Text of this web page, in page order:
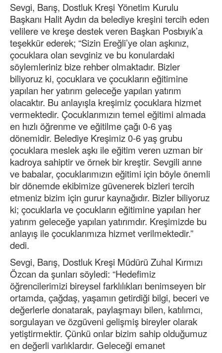
Sevgi, Barış, Dostluk Kreşi Yönetim Kurulu
Başkanı Halit Aydın da belediye kreşini tercih eden
velilere ve kreşe destek veren Başkan Posbıyık’a
teşekkür ederek; “Sizin Ereğli’ye olan aşkınız,
çocuklara olan sevginiz ve bu konulardaki
söylemleriniz bize rehber olmaktadır. Bizler
biliyoruz ki, çocuklara ve çocukların eğitimine
yapılan her yatırım geleceğe yapılan yatırım
olacaktır. Bu anlayışla kreşimiz çocuklara hizmet
vermektedir. Çocuklarımızın temel eğitimi almada
en hızlı öğrenme ve eğitilme çağı 0-6 yaş
dönemidir. Belediye Kreşimiz 0-6 yaş grubu
çocuklara meslek aşkı ile eğitim veren uzman bir
kadroya sahiptir ve örnek bir kreştir. Sevgili anne
ve babalar, çocuklarımızın eğitimi için böyle önemli
bir dönemde ekibimize güvenerek bizleri tercih
etmeniz bizim için gurur kaynağıdır. Bizler biliyoruz
ki; çocuklarla ve çocukların eğitimine yapılan her
yatırım geleceğe yapılan yatırımdır. Kreşimizde bu
anlayış ile çocuklarımıza hizmet verilmektedir.”
dedi.
Sevgi, Barış, Dostluk Kreşi Müdürü Zuhal Kırmızı
Özcan da şunları söyledi: “Hedefimiz
öğrencilerimizi bireysel farklılıkları benimseyen bir
ortamda, çağdaş, yaşamın getirdiği bilgi, beceri ve
değerlerle donatarak, paylaşmayı bilen, katılımcı,
sorgulayan ve özgüveni gelişmiş bireyler olarak
yetiştirmektir. Çünkü onlar bizim sahip olduğumuz
en değerli varlıklardır. Geleceği emanet